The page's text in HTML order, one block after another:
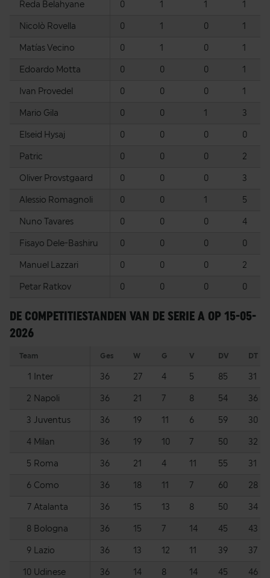
Reda Belahyane 0 1 1 1
Nicolò Rovella 0 1 0 1
Matías Vecino 0 1 0 1
Edoardo Motta 0 0 0 1
Ivan Provedel 0 0 0 1
Mario Gila 0 0 1 3
Elseid Hysaj 0 0 0 0
Patric 0 0 0 2
Oliver Provstgaard 0 0 0 3
Alessio Romagnoli 0 0 1 5
Nuno Tavares 0 0 0 4
Fisayo Dele-Bashiru 0 0 0 0
Manuel Lazzari 0 0 0 2
Petar Ratkov 0 0 0 0
DE COMPETITIESTANDEN VAN DE SERIE A OP 15-05-
2026
Team Ges W G V DV DT
1 Inter 36 27 4 5 85 31
2 Napoli 36 21 7 8 54 36
3 Juventus 36 19 11 6 59 30
4 Milan 36 19 10 7 50 32
5 Roma 36 21 4 11 55 31
6 Como 36 18 11 7 60 28
7 Atalanta 36 15 13 8 50 34
8 Bologna 36 15 7 14 45 43
9 Lazio 36 13 12 11 39 37
10 Udinese 36 14 8 14 45 46